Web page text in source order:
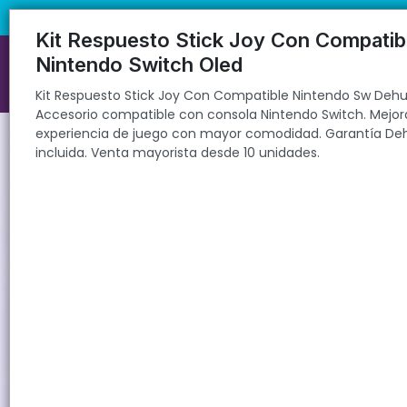
Kit Respuesto Stick Joy Con Compatible Nintendo Sw Dehuka.
Kit Respuesto Stick Joy Con
Nintendo Switch Oled
Kit Respuesto Stick Joy Con Compatible Nintendo Sw
Accesorio compatible con consola Nintendo Switch.
experiencia de juego con mayor comodidad. Garantía
incluida. Venta mayorista desde 10 unidades.
🚚 Envíos rápidos a todo el país | 🛡️